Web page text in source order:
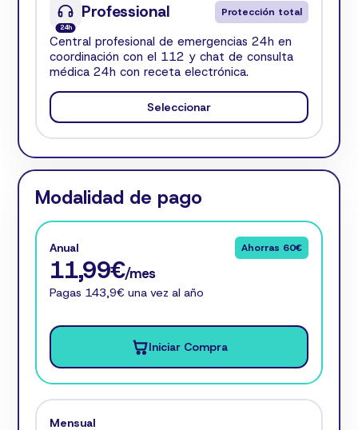
24h
Professional Protección total
Central profesional de emergencias 24h en
coordinación con el 112 y chat de consulta
médica 24h con receta electrónica.
Seleccionar
Modalidad de pago
Anual Ahorras 60€
11,99€/mes
Pagas 143,9€ una vez al año
Iniciar Compra
Mensual